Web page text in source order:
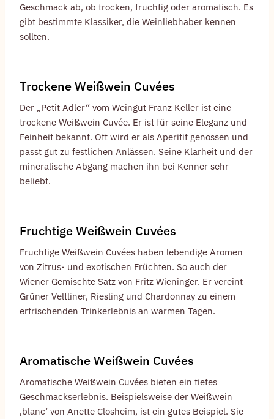
Geschmack ab, ob trocken, fruchtig oder aromatisch. Es
gibt bestimmte Klassiker, die Weinliebhaber kennen
sollten.
Trockene Weißwein Cuvées
Der „Petit Adler“ vom Weingut Franz Keller ist eine
trockene Weißwein Cuvée. Er ist für seine Eleganz und
Feinheit bekannt. Oft wird er als Aperitif genossen und
passt gut zu festlichen Anlässen. Seine Klarheit und der
mineralische Abgang machen ihn bei Kenner sehr
beliebt.
Fruchtige Weißwein Cuvées
Fruchtige Weißwein Cuvées haben lebendige Aromen
von Zitrus- und exotischen Früchten. So auch der
Wiener Gemischte Satz von Fritz Wieninger. Er vereint
Grüner Veltliner, Riesling und Chardonnay zu einem
erfrischenden Trinkerlebnis an warmen Tagen.
Aromatische Weißwein Cuvées
Aromatische Weißwein Cuvées bieten ein tiefes
Geschmackserlebnis. Beispielsweise der Weißwein
‚blanc‘ von Anette Closheim, ist ein gutes Beispiel. Sie